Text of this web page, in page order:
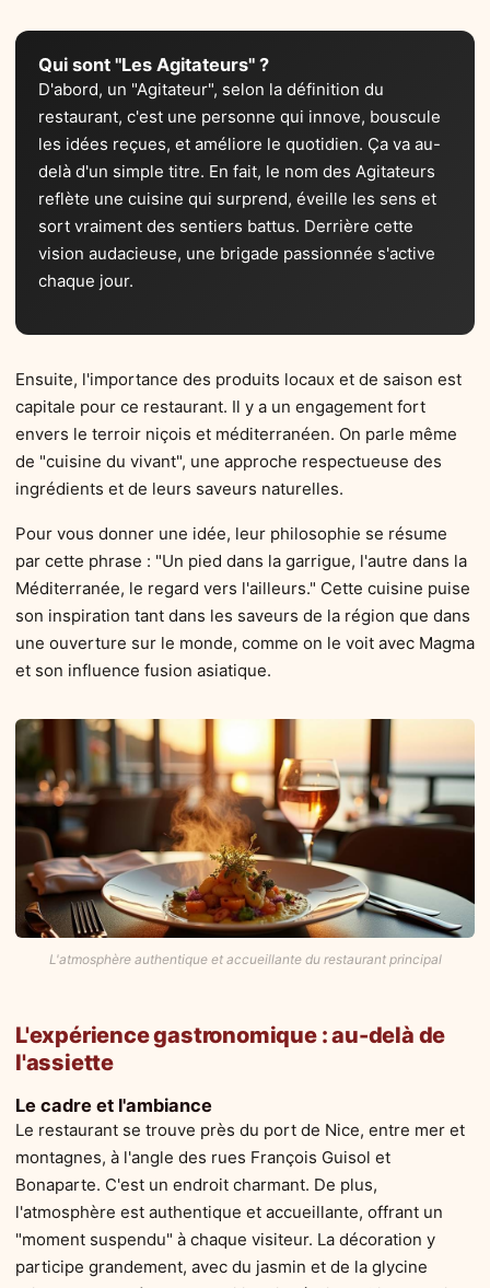
Qui sont "Les Agitateurs" ?
D'abord, un "Agitateur", selon la définition du
restaurant, c'est une personne qui innove, bouscule
les idées reçues, et améliore le quotidien. Ça va au-
delà d'un simple titre. En fait, le nom des Agitateurs
reflète une cuisine qui surprend, éveille les sens et
sort vraiment des sentiers battus. Derrière cette
vision audacieuse, une brigade passionnée s'active
chaque jour.
Ensuite, l'importance des produits locaux et de saison est
capitale pour ce restaurant. Il y a un engagement fort
envers le terroir niçois et méditerranéen. On parle même
de "cuisine du vivant", une approche respectueuse des
ingrédients et de leurs saveurs naturelles.
Pour vous donner une idée, leur philosophie se résume
par cette phrase : "Un pied dans la garrigue, l'autre dans la
Méditerranée, le regard vers l'ailleurs." Cette cuisine puise
son inspiration tant dans les saveurs de la région que dans
une ouverture sur le monde, comme on le voit avec Magma
et son influence fusion asiatique.
L'atmosphère authentique et accueillante du restaurant principal
L'expérience gastronomique : au-delà de
l'assiette
Le cadre et l'ambiance
Le restaurant se trouve près du port de Nice, entre mer et
montagnes, à l'angle des rues François Guisol et
Bonaparte. C'est un endroit charmant. De plus,
l'atmosphère est authentique et accueillante, offrant un
"moment suspendu" à chaque visiteur. La décoration y
participe grandement, avec du jasmin et de la glycine